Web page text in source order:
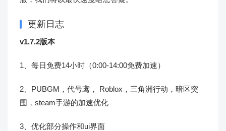
更新日志
v1.7.2版本
1、每日免费14小时（0:00-14:00免费加速）
2、PUBGM，代号鸢， Roblox，三角洲行动，暗区突
围，steam手游的加速优化
3、优化部分操作和ui界面